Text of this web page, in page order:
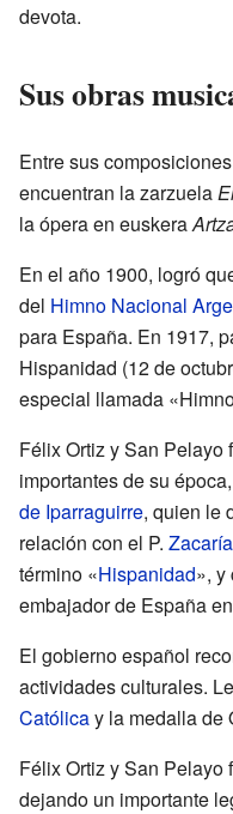
devota.
Sus obras
Entre sus
encuentran la zarzuela
la ópera en euskera
En el año 1900, logró
del Himno Nacional
para España. En 1917,
Hispanidad (12 de
especial llamada
Félix Ortiz y San Pelayo
importantes de su
de Iparraguirre, quien le
relación con el P.
término «Hispanidad», y
embajador de España
El gobierno español
actividades culturales.
Católicay la medalla de
Félix Ortiz y San Pelayo
dejando un importante